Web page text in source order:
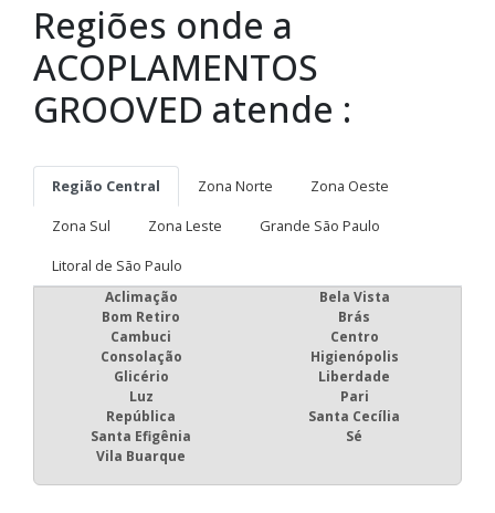
Regiões onde a
ACOPLAMENTOS
GROOVED atende :
Região Central Zona Norte
Zona Oeste
Zona Sul
Zona Leste
Grande São Paulo
Litoral de São Paulo
Aclimação
Bela Vista
Bom Retiro
Brás
Cambuci
Centro
Consolação
Higienópolis
Glicério
Liberdade
Luz
Pari
República
Santa Cecília
Santa Efigênia
Sé
Vila Buarque